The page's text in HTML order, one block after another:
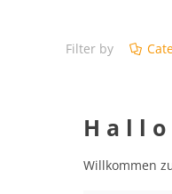
Filter by
Willkommen